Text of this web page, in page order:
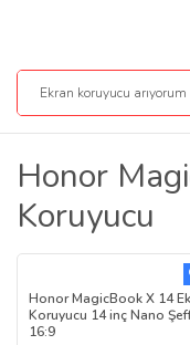
Honor
Koruyucu
Honor MagicBook X 14
Koruyucu 14 inç Nano
16:9